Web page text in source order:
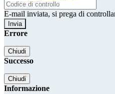
E-mail inviata, si prega di
Errore
Chiudi
Successo
Chiudi
Informazione